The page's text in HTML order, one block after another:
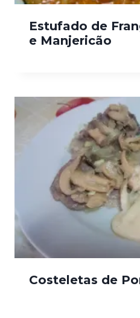
Estufado de
e Manjericão
Costeletas de